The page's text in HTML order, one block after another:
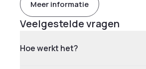
Meer informatie
Veelgestelde vragen
Hoe werkt het?